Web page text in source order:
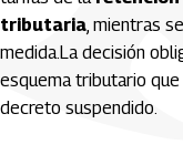
tributaria, mientras
medida.La decisión
esquema tributario
decreto suspendido.